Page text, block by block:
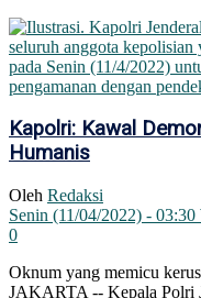
Kapolri: Kawal
Humanis
Oleh Redaksi
Senin (11/04/2022) -
0
Oknum yang memicu
JAKARTA -- Kepala Polri